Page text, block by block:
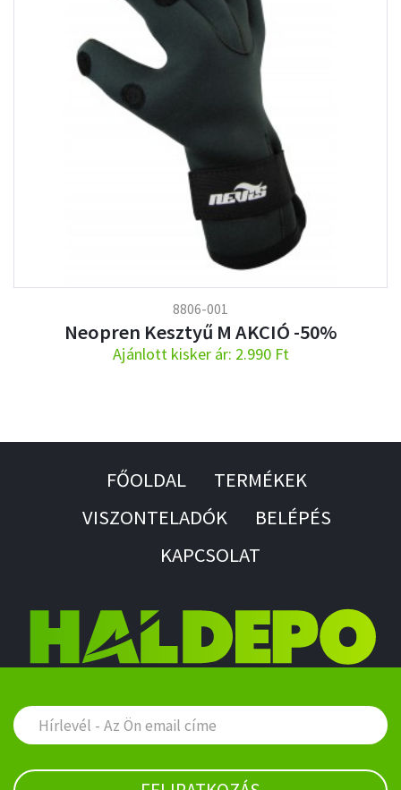
8806-001
Neopren Kesztyű M AKCIÓ -50%
Ajánlott kisker ár: 2.990 Ft
FŐOLDAL
TERMÉKEK
VISZONTELADÓK
BELÉPÉS
KAPCSOLAT